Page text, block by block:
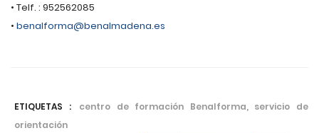
• Telf. : 952562085
• benalforma@benalmadena.es
ETIQUETAS :
centro de formación Benalforma, servicio de
orientación